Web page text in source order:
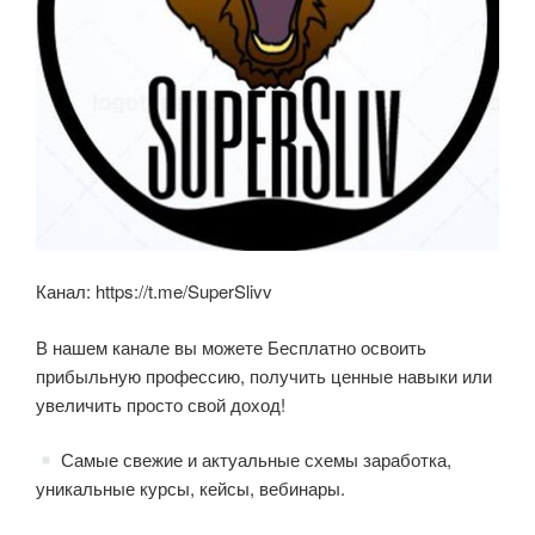
Канал: https://t.me/SuperSlivv
В нашем канале вы можете Бесплатно освоить
прибыльную профессию, получить ценные навыки или
увеличить просто свой доход!
Самые свежие и актуальные схемы заработка,
уникальные курсы, кейсы, вебинары.